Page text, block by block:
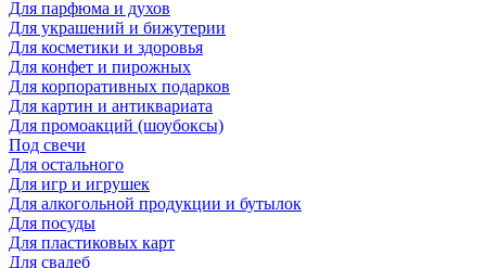
Для парфюма и духов
Для украшений и бижутерии
Для косметики и здоровья
Для конфет и пирожных
Для корпоративных подарков
Для картин и антиквариата
Для промоакций (шоубоксы)
Под свечи
Для остального
Для игр и игрушек
Для алкогольной продукции и бутылок
Для посуды
Для пластиковых карт
Для свадеб